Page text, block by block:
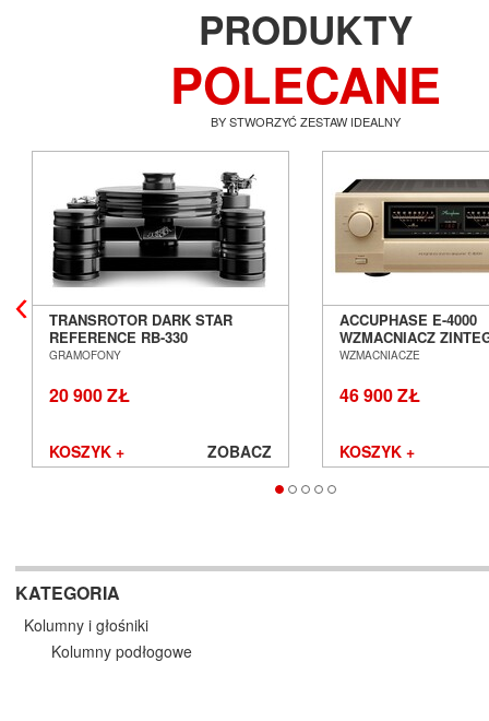
PRODUKTY
POLECANE
BY STWORZYĆ ZESTAW IDEALNY
TRANSROTOR DARK STAR
REFERENCE RB-330
GRAMOFON ANALOGOWY
GRAMOFONY
20 900 ZŁ
KOSZYK + ZOBACZ
ACCUPHASE E-4000
WZMACNIACZ
SALON POZNAŃ
WZMACNIACZE
46 900 ZŁ
KOSZYK +
KATEGORIA
Kolumny i głośniki
Kolumny podłogowe